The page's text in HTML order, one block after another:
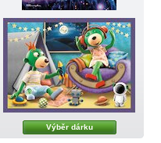
Výběr dárku